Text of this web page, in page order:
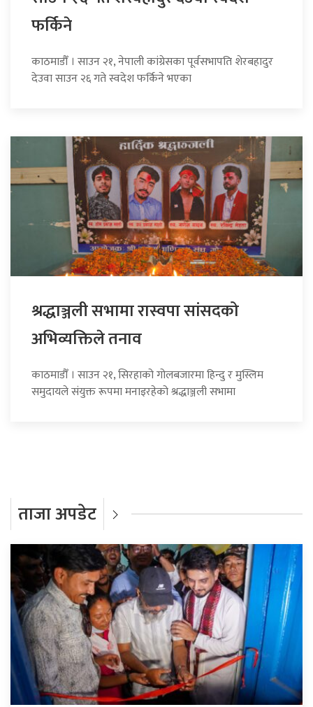
फर्किने
काठमाडौँ । साउन २१, नेपाली कांग्रेसका पूर्वसभापति शेरबहादुर
देउवा साउन २६ गते स्वदेश फर्किने भएका
श्रद्धाञ्जली सभामा रास्वपा सांसदको
अभिव्यक्तिले तनाव
काठमाडौँ । साउन २१, सिरहाको गोलबजारमा हिन्दु र मुस्लिम
समुदायले संयुक्त रूपमा मनाइरहेको श्रद्धाञ्जली सभामा
ताजा अपडेट